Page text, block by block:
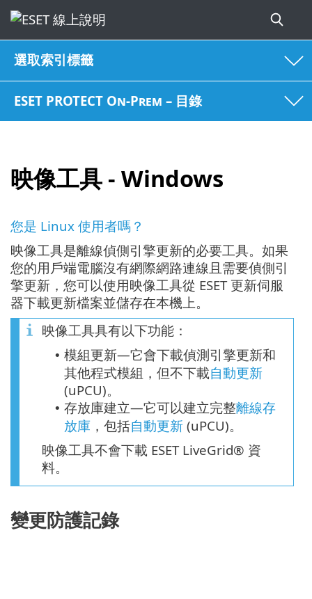
選取索引標籤
ESET PROTECT On-Prem – 目錄
映像工具 - Windows
您是 Linux 使用者嗎？
映像工具是離線偵側引擎更新的必要工具。如果
您的用戶端電腦沒有網際網路連線且需要偵側引
擎更新，您可以使用映像工具從 ESET 更新伺服
器下載更新檔案並儲存在本機上。
映像工具具有以下功能：
• 模組更新—它會下載偵測引擎更新和
其他程式模組，但不下載自動更新
(uPCU)。
• 存放庫建立—它可以建立完整離線存
放庫 ，包括自動更新 (uPCU)。
映像工具不會下載 ESET LiveGrid® 資
料。
變更防護記錄